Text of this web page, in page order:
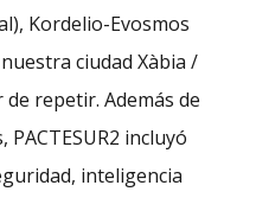
Kordelio-Evosmos
ciudad Xàbia /
repetir. Además de
incluyó
inteligencia